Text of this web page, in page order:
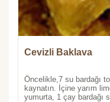
Cevizli Baklava
Öncelikle,7 su bardağı
kaynatın. İçine yarım
yumurta, 1 çay bardağı